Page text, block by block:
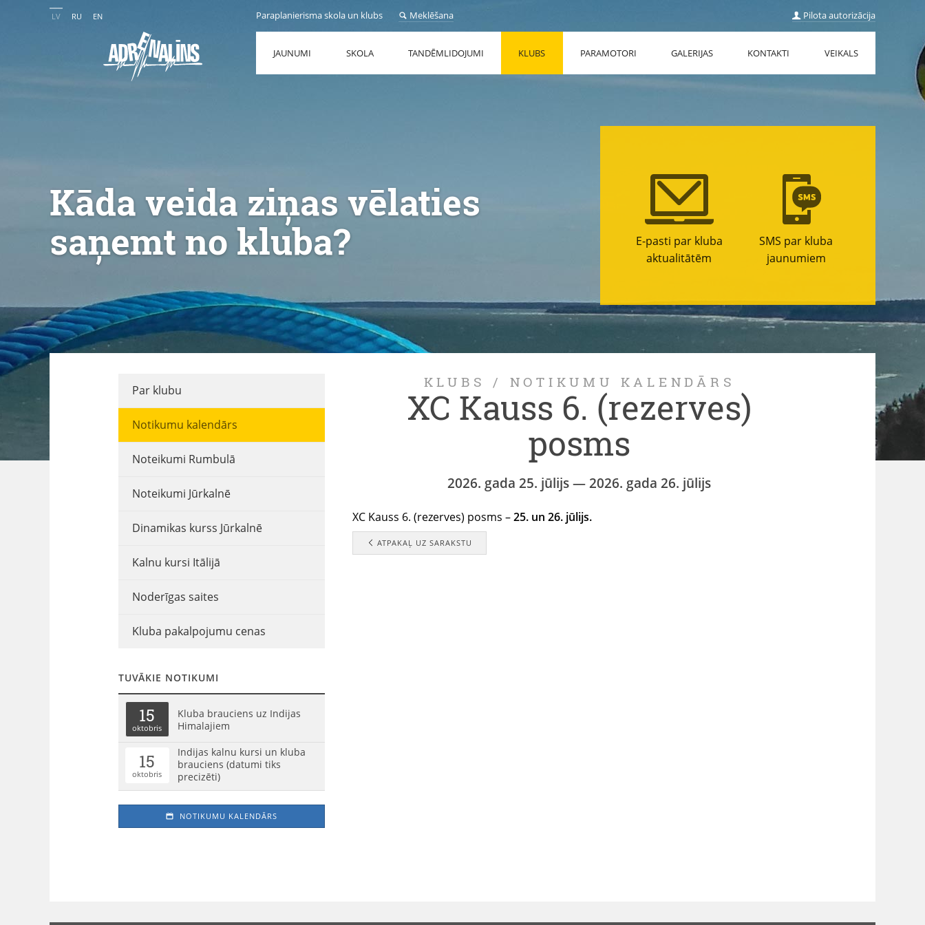
LV RU EN Paraplanierisma skola un klubs Meklēšana Pilota autorizācija
JAUNUMI SKOLA TANDĒMLIDOJUMI KLUBS PARAMOTORI GALERIJAS KONTAKTI VEIKALS
Kāda veida ziņas vēlaties
saņemt no kluba?
E-pasti par kluba
aktualitātēm
SMS par kluba
jaunumiem
Par klubu
Notikumu kalendārs
Noteikumi Rumbulā
Noteikumi Jūrkalnē
Dinamikas kurss Jūrkalnē
Kalnu kursi Itālijā
Noderīgas saites
Kluba pakalpojumu cenas
TUVĀKIE NOTIKUMI
15
oktobris
Kluba brauciens uz Indijas
Himalajiem
15
oktobris
Indijas kalnu kursi un kluba
brauciens (datumi tiks
precizēti)
NOTIKUMU KALENDĀRS
KLUBS / NOTIKUMU KALENDĀRS
XC Kauss 6. (rezerves)
posms
2026. gada 25. jūlijs — 2026. gada 26. jūlijs
XC Kauss 6. (rezerves) posms –25. un 26. jūlijs.
ATPAKAĻ UZ SARAKSTU